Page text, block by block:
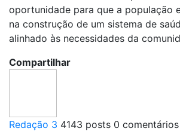
oportunidade para que a população
na construção de um sistema de
alinhado às necessidades da
Compartilhar
Redação 3 4143 posts 0 comentários